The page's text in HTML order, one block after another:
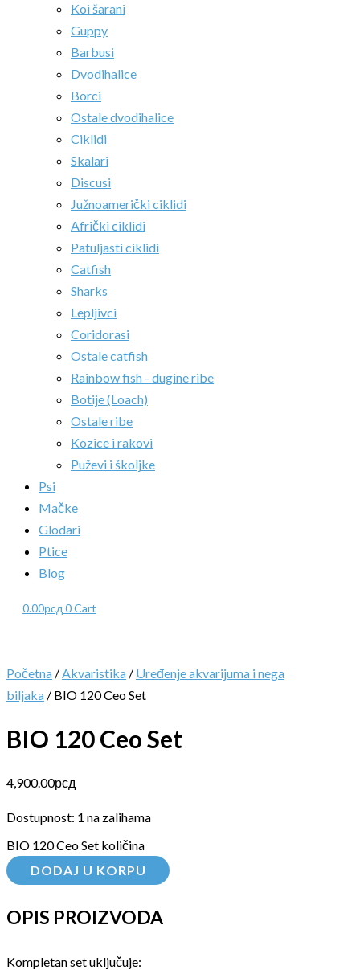
Koi šarani
Guppy
Barbusi
Dvodihalice
Borci
Ostale dvodihalice
Ciklidi
Skalari
Discusi
Južnoamerički ciklidi
Afrički ciklidi
Patuljasti ciklidi
Catfish
Sharks
Lepljivci
Coridorasi
Ostale catfish
Rainbow fish - dugine ribe
Botije (Loach)
Ostale ribe
Kozice i rakovi
Puževi i školjke
Psi
Mačke
Glodari
Ptice
Blog
0.00рсд 0Cart
Početna /Akvaristika / Uređenje akvarijuma i nega
biljaka / BIO 120 Ceo Set
BIO 120 Ceo Set
4,900.00рсд
Dostupnost: 1 na zalihama
BIO 120 Ceo Set količina
DODAJ U KORPU
OPIS PROIZVODA
Kompletan set uključuje: